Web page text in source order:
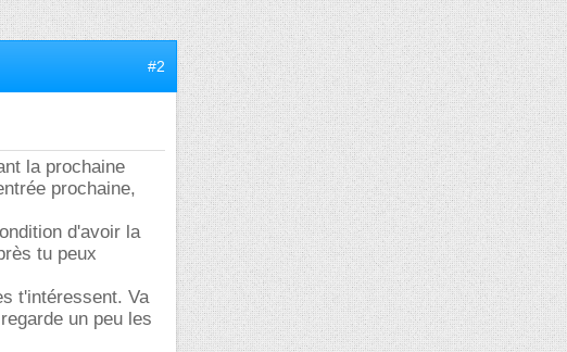
#2
la prochaine
prochaine,
d'avoir la
tu peux
t'intéressent. Va
un peu les